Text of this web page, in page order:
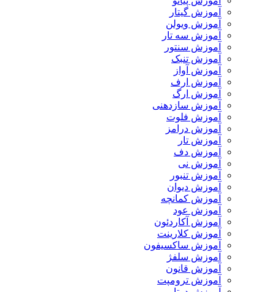
آموزش گیتار
آموزش ویولن
آموزش سه تار
آموزش سنتور
آموزش تنبک
آموزش آواز
آموزش ارف
آموزش ارگ
آموزش سازدهنی
آموزش فلوت
آموزش درامز
آموزش تار
آموزش دف
آموزش نی
آموزش تنبور
آموزش دیوان
آموزش کمانچه
آموزش عود
آموزش آکاردئون
آموزش کلارینت
آموزش ساکسیفون
آموزش سلفژ
آموزش قانون
آموزش ترومپت